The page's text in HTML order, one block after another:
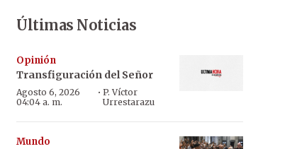
Últimas Noticias
Opinión
Transfiguración del Señor
Agosto 6, 2026
04:04 a. m.
· P. Víctor
Urrestarazu
Mundo